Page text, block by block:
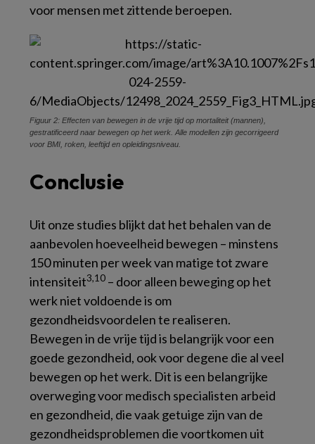
voor mensen met zittende beroepen.
Figuur 2: Effecten van bewegen in de vrije tijd op mortaliteit (mannen),
gestratificeerd naar bewegen op het werk. Alle modellen zijn gecorrigeerd
voor BMI, roken, leeftijd en opleidingsniveau.
Conclusie
Uit onze studies blijkt dat het behalen van de
aanbevolen hoeveelheid bewegen – minstens
150 minuten per week van matige tot zware
intensiteit3,10 – door alleen beweging op het
werk niet voldoende is om
gezondheidsvoordelen te realiseren.
Bewegen in de vrije tijd is belangrijk voor een
goede gezondheid, ook voor degene die al veel
bewegen op het werk. Dit is een belangrijke
overweging voor medisch specialisten arbeid
en gezondheid, die vaak getuige zijn van de
gezondheidsproblemen die voortkomen uit